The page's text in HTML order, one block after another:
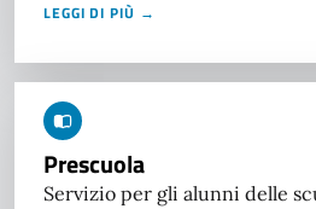
LEGGI DI PIÙ →
Prescuola
Servizio per gli alunni delle